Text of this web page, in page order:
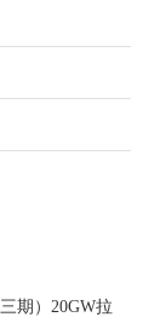
期）20GW拉